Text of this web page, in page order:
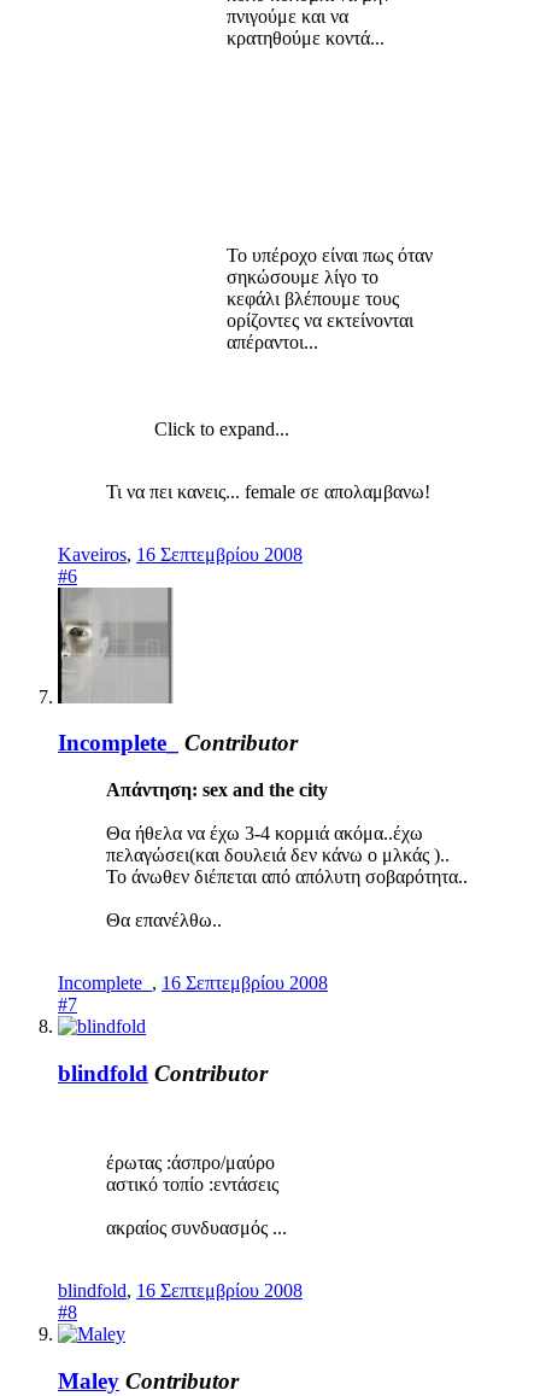
πνιγούμε και να
κρατηθούμε κοντά...
Το υπέροχο είναι πως όταν
σηκώσουμε λίγο το
κεφάλι βλέπουμε τους
ορίζοντες να εκτείνονται
απέραντοι...
Click to expand...
Τι να πει κανεις... female σε απολαμβανω!
Kaveiros, 16 Σεπτεμβρίου 2008
#6
Incomplete_ Contributor
Απάντηση: sex and the city
Θα ήθελα να έχω 3-4 κορμιά ακόμα..έχω
πελαγώσει(και δουλειά δεν κάνω ο μλκάς )..
Το άνωθεν διέπεται από απόλυτη σοβαρότητα..
Θα επανέλθω..
Incomplete_ , 16 Σεπτεμβρίου 2008
#7
blindfold Contributor
έρωτας :άσπρο/μαύρο
αστικό τοπίο :εντάσεις
ακραίος συνδυασμός ...
blindfold, 16 Σεπτεμβρίου 2008
#8
Maley Contributor